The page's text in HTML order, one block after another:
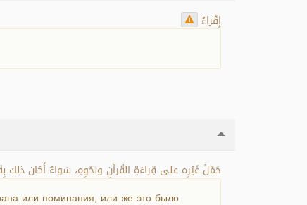
إِقْراءٌ
حَمْلُ غَيْرِه على قِراءَةِ القُرآنِ ونحْوِهِ، سَواءٌ أَكان ذلك
или поминания, или же это было